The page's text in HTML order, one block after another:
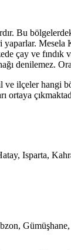
Bu
yaparlar. Mesela
çay ve fındık
denilemez.
ilçeler hangi
ortaya
Isparta,